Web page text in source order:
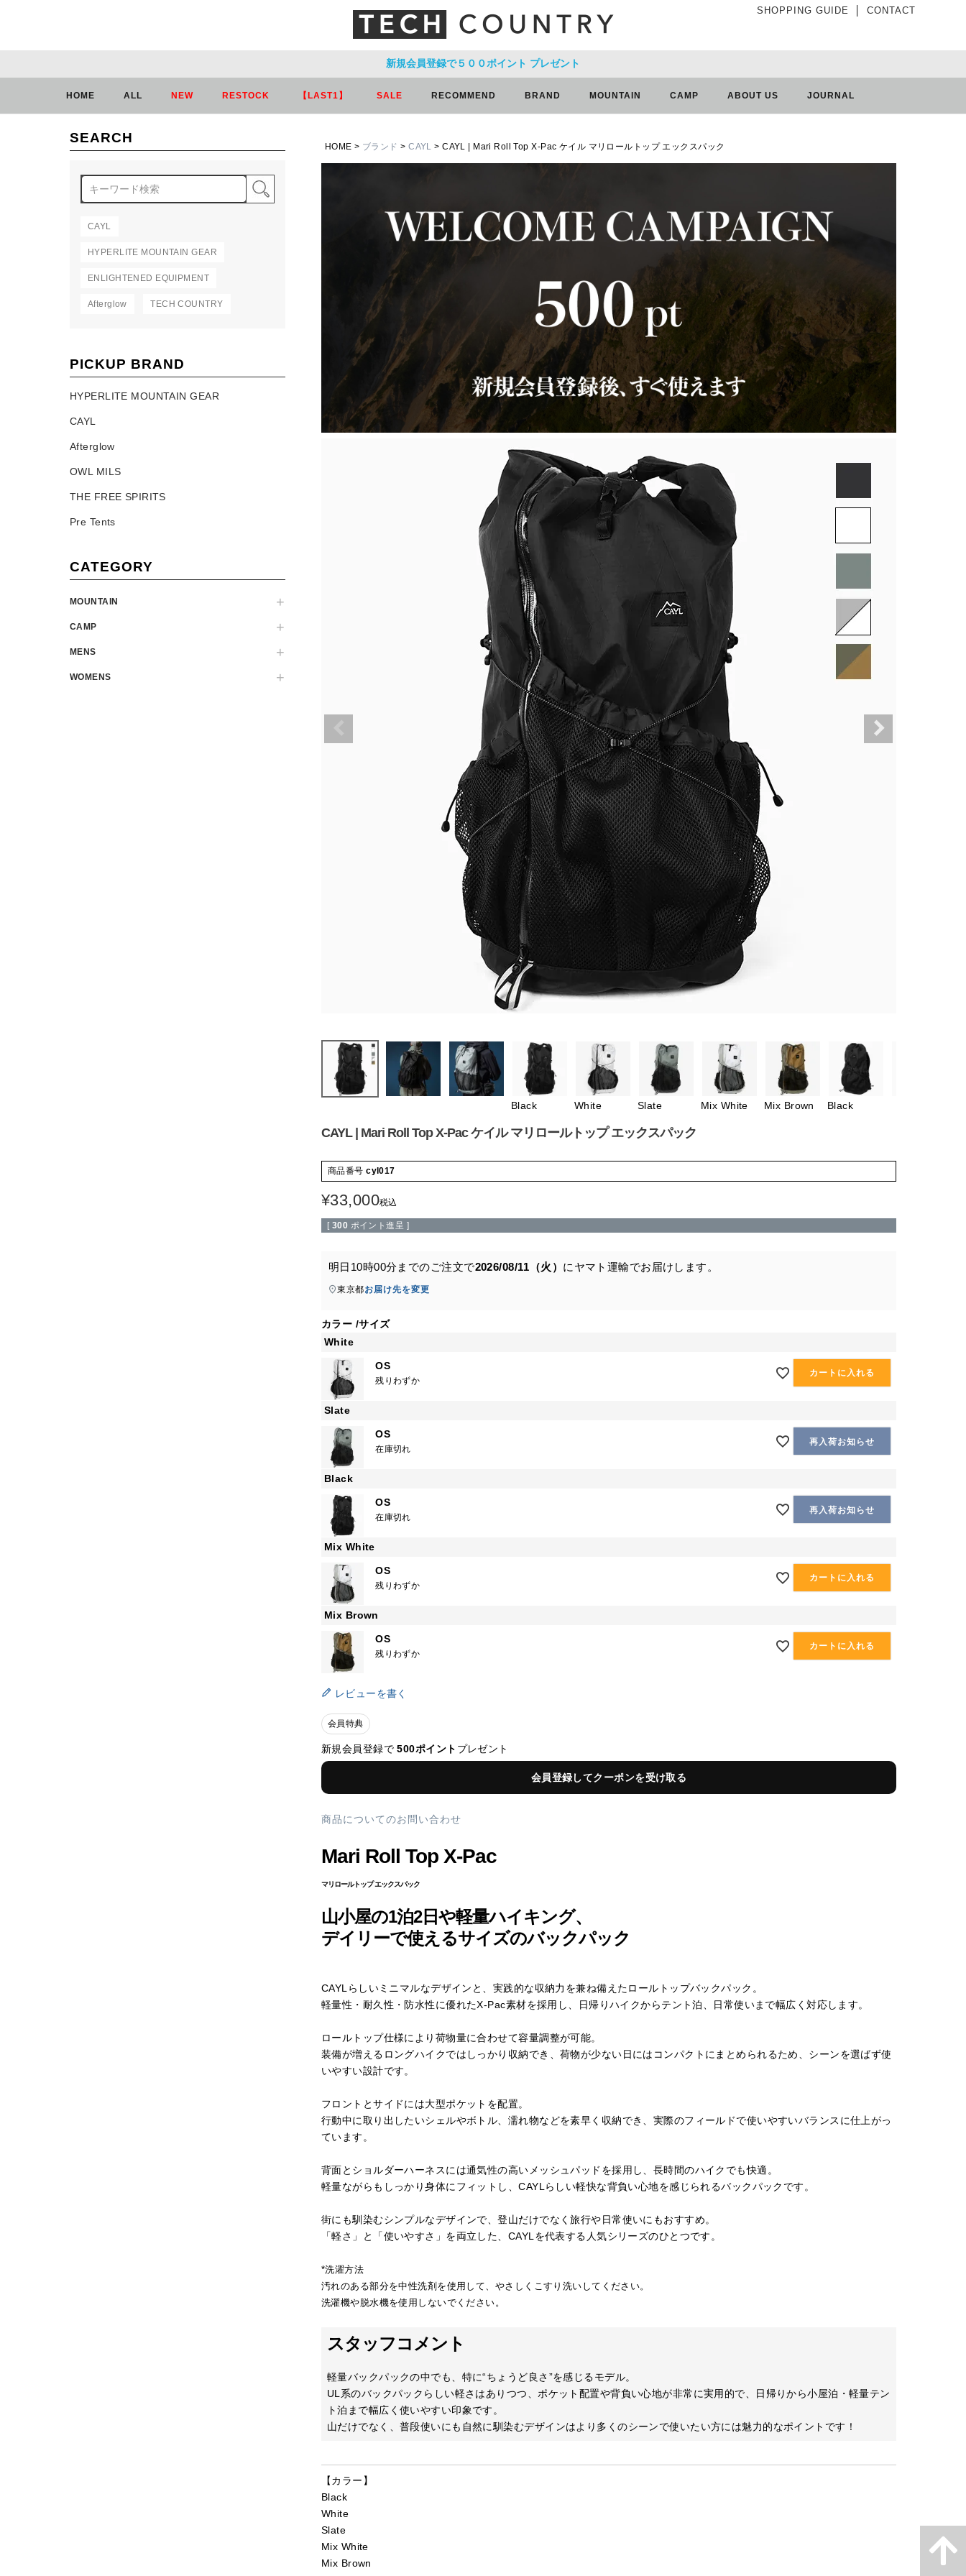
SHOPPING GUIDE CONTACT
新規会員登録で５００ポイント プレゼント
HOME ALL NEW RESTOCK 【LAST1】 SALE RECOMMEND BRAND MOUNTAIN CAMP ABOUT US JOURNAL
SEARCH
CAYL
HYPERLITE MOUNTAIN GEAR
ENLIGHTENED EQUIPMENT
Afterglow TECH COUNTRY
PICKUP BRAND
HYPERLITE MOUNTAIN GEAR
CAYL
Afterglow
OWL MILS
THE FREE SPIRITS
Pre Tents
CATEGORY
MOUNTAIN
CAMP
MENS
WOMENS
HOME ブランド CAYL CAYL | Mari Roll Top X-Pac ケイル マリロールトップ エックスパック
Black White Slate Mix White Mix Brown Black
CAYL | Mari Roll Top X-Pac ケイル マリロールトップ エックスパック
商品番号 cyl017
¥33,000税込
[ 300 ポイント進呈 ]
明日 10時00分までのご注文で2026/08/11（火） に ヤマト運輸でお届けします。
東京都お届け先を変更
カラー サイズ
White
OS
残りわずか
カートに入れる
Slate
OS
在庫切れ
再入荷お知らせ
Black
OS
在庫切れ
再入荷お知らせ
Mix White
OS
残りわずか
カートに入れる
Mix Brown
OS
残りわずか
カートに入れる
レビューを書く
会員特典
新規会員登録で500ポイント プレゼント
会員登録してクーポンを受け取る
商品についてのお問い合わせ
Mari Roll Top X-Pac
マリロールトップ エックスパック
山小屋の1泊2日や軽量ハイキング、
デイリーで使えるサイズのバックパック
CAYLらしいミニマルなデザインと、実践的な収納力を兼ね備えたロールトップバックパック。
軽量性・耐久性・防水性に優れたX-Pac素材を採用し、日帰りハイクからテント泊、日常使いまで幅広く対応します。
ロールトップ仕様により荷物量に合わせて容量調整が可能。
装備が増えるロングハイクではしっかり収納でき、荷物が少ない日にはコンパクトにまとめられるため、シーンを選ばず使
いやすい設計です。
フロントとサイドには大型ポケットを配置。
行動中に取り出したいシェルやボトル、濡れ物などを素早く収納でき、実際のフィールドで使いやすいバランスに仕上がっ
ています。
背面とショルダーハーネスには通気性の高いメッシュパッドを採用し、長時間のハイクでも快適。
軽量ながらもしっかり身体にフィットし、CAYLらしい軽快な背負い心地を感じられるバックパックです。
街にも馴染むシンプルなデザインで、登山だけでなく旅行や日常使いにもおすすめ。
「軽さ」と「使いやすさ」を両立した、CAYLを代表する人気シリーズのひとつです。
*洗濯方法
汚れのある部分を中性洗剤を使用して、やさしくこすり洗いしてください。
洗濯機や脱水機を使用しないでください。
スタッフコメント
軽量バックパックの中でも、特に“ちょうど良さ”を感じるモデル。
UL系のバックパックらしい軽さはありつつ、ポケット配置や背負い心地が非常に実用的で、日帰りから小屋泊・軽量テン
ト泊まで幅広く使いやすい印象です。
山だけでなく、普段使いにも自然に馴染むデザインはより多くのシーンで使いたい方には魅力的なポイントです！
【カラー】
Black
White
Slate
Mix White
Mix Brown